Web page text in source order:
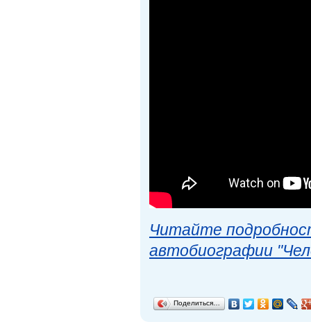
Читайте
автобиографии
Поделиться…